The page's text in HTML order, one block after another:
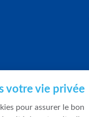
votre vie privée
pour assurer le bon